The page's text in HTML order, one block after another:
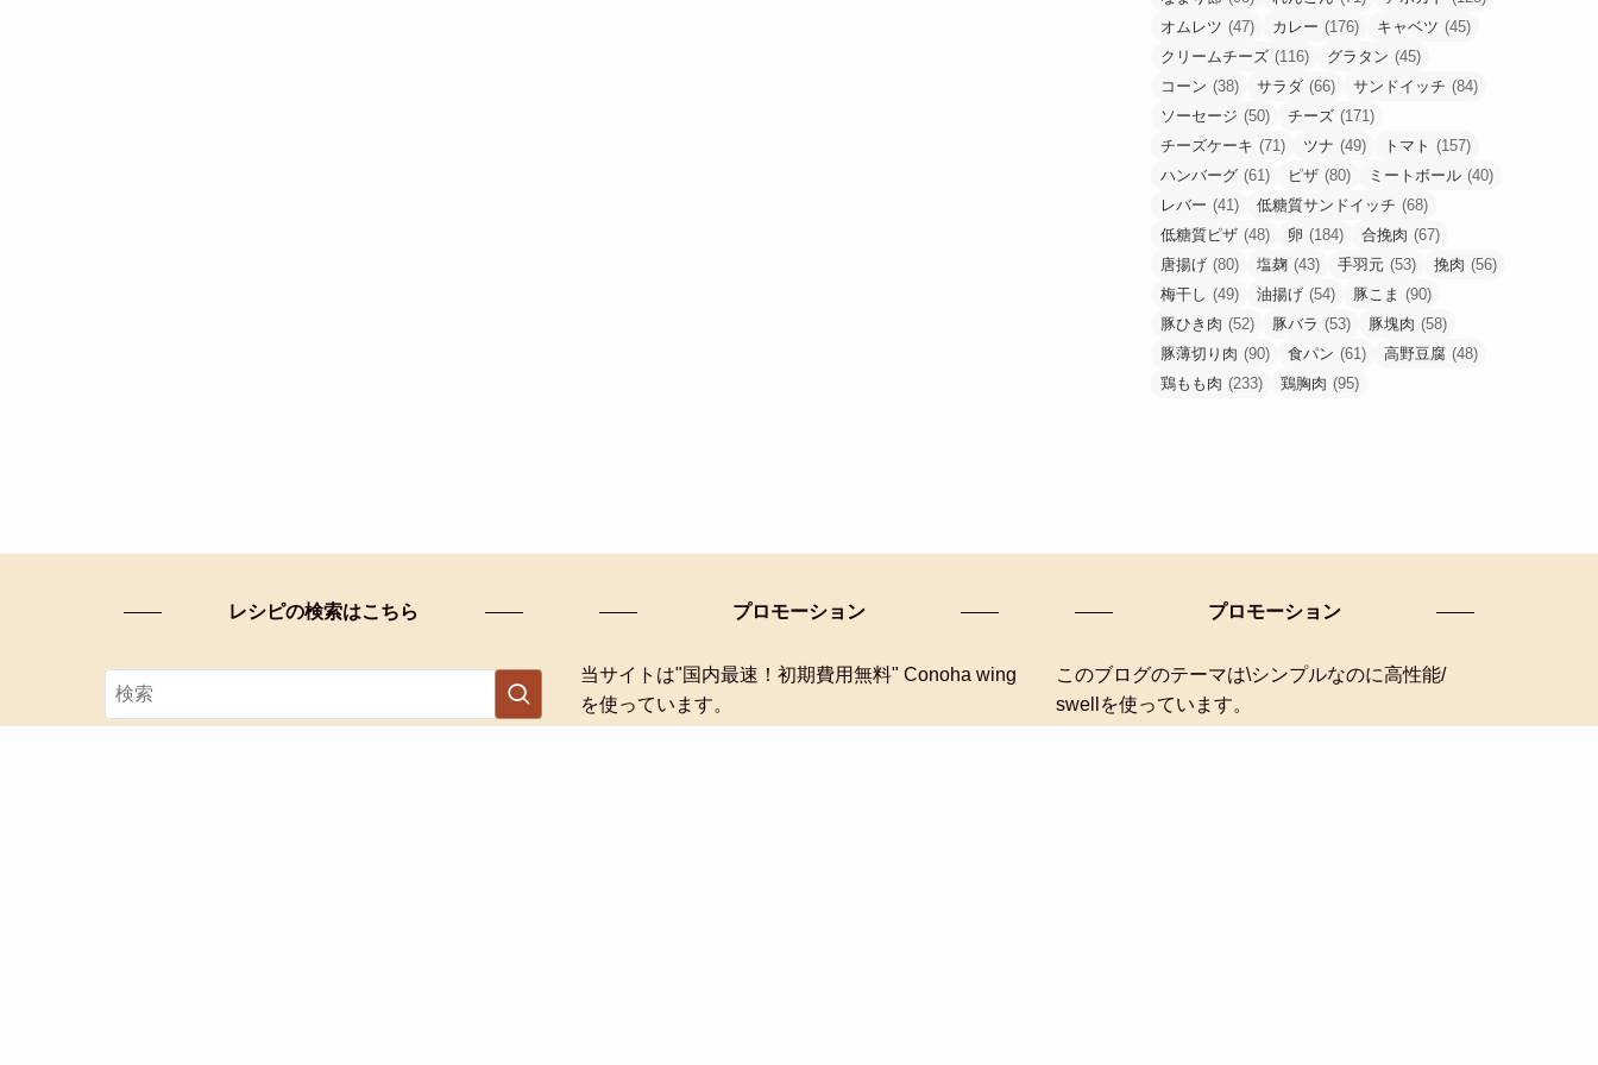
オムレツ (47) カレー (176) キャベツ (45)
クリームチーズ (116) グラタン (45)
コーン (38) サラダ (66) サンドイッチ (84)
ソーセージ (50) チーズ (171)
チーズケーキ (71) ツナ (49) トマト (157)
ハンバーグ (61) ピザ (80) ミートボール (40)
レバー (41) 低糖質サンドイッチ (68)
低糖質ピザ (48) 卵 (184) 合挽肉 (67)
唐揚げ (80) 塩麹 (43) 手羽元 (53) 挽肉 (56)
梅干し (49) 油揚げ (54) 豚こま (90)
豚ひき肉 (52) 豚バラ (53) 豚塊肉 (58)
豚薄切り肉 (90) 食パン (61) 高野豆腐 (48)
鶏もも肉 (233) 鶏胸肉 (95)
レシピの検索はこちら プロモーション
当サイトは"国内最速！初期費用無料" Conoha wing
を使っています。
プロモーション
このブログのテーマは\シンプルなのに高性能/
swellを使っています。